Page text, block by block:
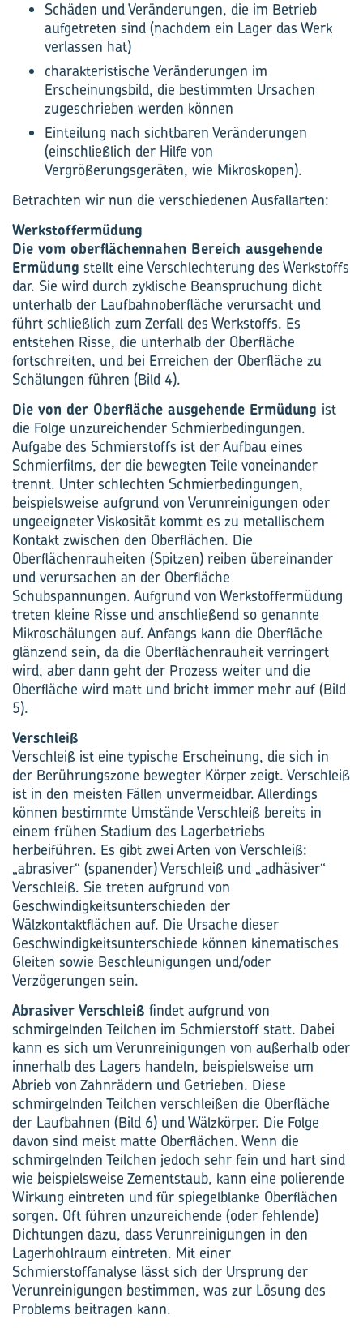
Schäden und Veränderungen, die im Betrieb
aufgetreten sind (nachdem ein Lager das Werk
verlassen hat)
charakteristische Veränderungen im
Erscheinungsbild, die bestimmten Ursachen
zugeschrieben werden können
Einteilung nach sichtbaren Veränderungen
(einschließlich der Hilfe von
Vergrößerungsgeräten, wie Mikroskopen).
Betrachten wir nun die verschiedenen Ausfallarten:
Werkstoffermüdung
Die vom oberflächennahen Bereich ausgehende
Ermüdung stellt eine Verschlechterung des Werkstoffs
dar. Sie wird durch zyklische Beanspruchung dicht
unterhalb der Laufbahnoberfläche verursacht und
führt schließlich zum Zerfall des Werkstoffs. Es
entstehen Risse, die unterhalb der Oberfläche
fortschreiten, und bei Erreichen der Oberfläche zu
Schälungen führen (Bild 4).
Die von der Oberfläche ausgehende Ermüdung ist
die Folge unzureichender Schmierbedingungen.
Aufgabe des Schmierstoffs ist der Aufbau eines
Schmierfilms, der die bewegten Teile voneinander
trennt. Unter schlechten Schmierbedingungen,
beispielsweise aufgrund von Verunreinigungen oder
ungeeigneter Viskosität kommt es zu metallischem
Kontakt zwischen den Oberflächen. Die
Oberflächenrauheiten (Spitzen) reiben übereinander
und verursachen an der Oberfläche
Schubspannungen. Aufgrund von Werkstoffermüdung
treten kleine Risse und anschließend so genannte
Mikroschälungen auf. Anfangs kann die Oberfläche
glänzend sein, da die Oberflächenrauheit verringert
wird, aber dann geht der Prozess weiter und die
Oberfläche wird matt und bricht immer mehr auf (Bild
5).
Verschleiß
Verschleiß ist eine typische Erscheinung, die sich in
der Berührungszone bewegter Körper zeigt. Verschleiß
ist in den meisten Fällen unvermeidbar. Allerdings
können bestimmte Umstände Verschleiß bereits in
einem frühen Stadium des Lagerbetriebs
herbeiführen. Es gibt zwei Arten von Verschleiß:
„abrasiver“ (spanender) Verschleiß und „adhäsiver“
Verschleiß. Sie treten aufgrund von
Geschwindigkeitsunterschieden der
Wälzkontaktflächen auf. Die Ursache dieser
Geschwindigkeitsunterschiede können kinematisches
Gleiten sowie Beschleunigungen und/oder
Verzögerungen sein.
Abrasiver Verschleiß findet aufgrund von
schmirgelnden Teilchen im Schmierstoff statt. Dabei
kann es sich um Verunreinigungen von außerhalb oder
innerhalb des Lagers handeln, beispielsweise um
Abrieb von Zahnrädern und Getrieben. Diese
schmirgelnden Teilchen verschleißen die Oberfläche
der Laufbahnen (Bild 6) und Wälzkörper. Die Folge
davon sind meist matte Oberflächen. Wenn die
schmirgelnden Teilchen jedoch sehr fein und hart sind
wie beispielsweise Zementstaub, kann eine polierende
Wirkung eintreten und für spiegelblanke Oberflächen
sorgen. Oft führen unzureichende (oder fehlende)
Dichtungen dazu, dass Verunreinigungen in den
Lagerhohlraum eintreten. Mit einer
Schmierstoffanalyse lässt sich der Ursprung der
Verunreinigungen bestimmen, was zur Lösung des
Problems beitragen kann.